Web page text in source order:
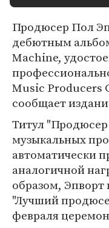
Продюсер Пол
дебютным
Machine,
Music Producers
сообщает
Титул
музыкальных
автоматически
аналогичной
образом,
"Лучший
февраля